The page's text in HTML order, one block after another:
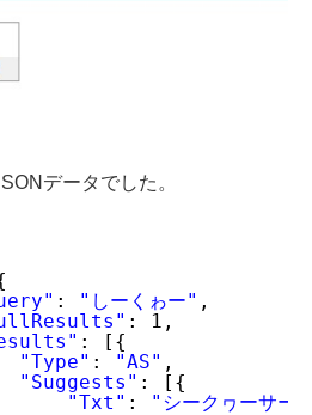
データでした。
: "しーくゎー" ,
: 1,
: [{
"Type" : "AS" ,
"Suggests" : [{
"Txt" : "シークヮーサー"